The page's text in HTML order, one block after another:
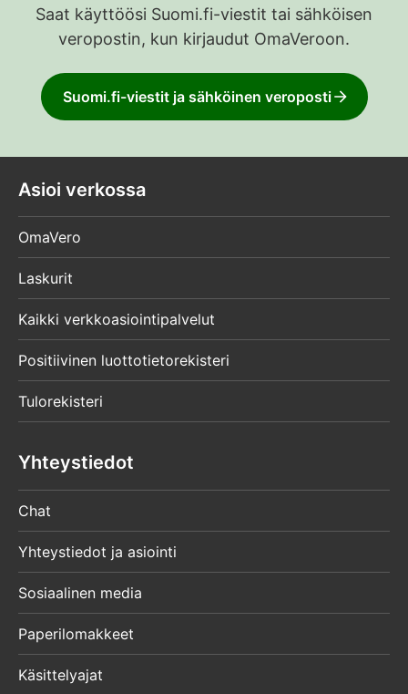
Saat käyttöösi Suomi.fi-viestit tai sähköisen
veropostin, kun kirjaudut OmaVeroon.
Suomi.fi-viestit ja sähköinen veroposti
Asioi verkossa
OmaVero
Laskurit
Kaikki verkkoasiointipalvelut
Positiivinen luottotietorekisteri
Tulorekisteri
Yhteystiedot
Chat
Yhteystiedot ja asiointi
Sosiaalinen media
Paperilomakkeet
Käsittelyajat